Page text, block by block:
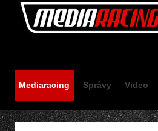
Mediaracing.sk
Mediaracing Správy Video